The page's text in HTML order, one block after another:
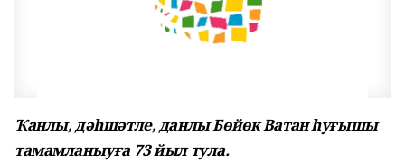
Ҡанлы, дәһшәтле, данлы Бөйөк Ватан һуғышы
тамамланыуға 73 йыл тула.